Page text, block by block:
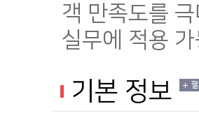
객 만족도를
실무에 적용
기본 정보